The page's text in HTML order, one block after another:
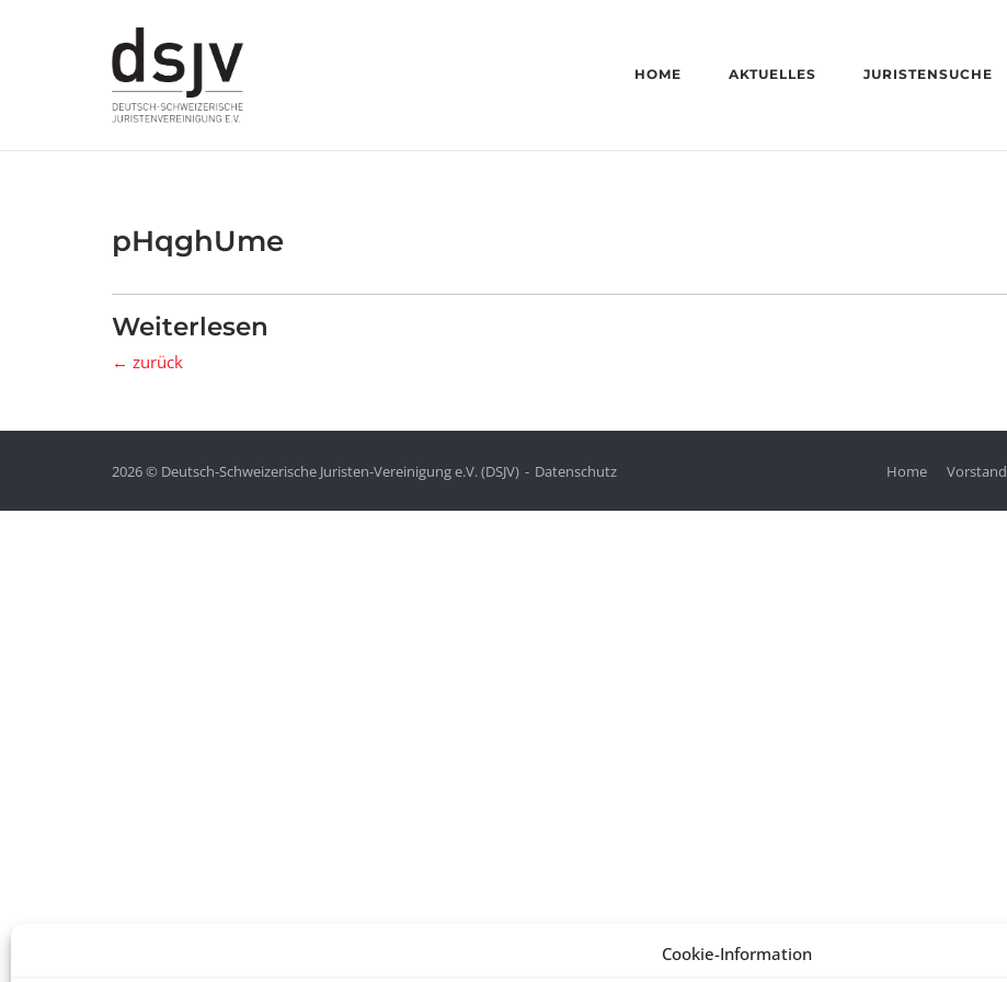
Cookie-Information
HOME AKTUELLES JURISTENSUCHE
pHqghUme
Weiterlesen
← zurück
2026 © Deutsch-Schweizerische Juristen-Vereinigung e.V. (DSJV) Datenschutz Home Vorstand